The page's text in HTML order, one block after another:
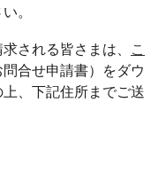
。
される皆さまは、 こ
合せ申請書）をダウ
、下記住所までご送